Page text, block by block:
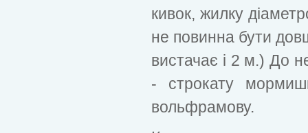
кивок, жилку
не повинна бути
вистачає і 2 м.) До
- строкату
вольфрамову.